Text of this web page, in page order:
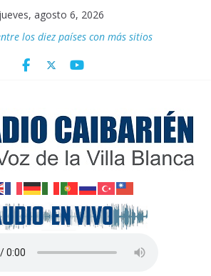
jueves, agosto 6, 2026
los diez países con más sitios
los efectos del calor global
normas para el reordenamiento del
facilidades para importar
la movilidad eléctrica en Cuba